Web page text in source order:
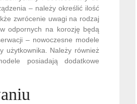
– należy określić ilość
zwrócenie uwagi na rodzaj
odpornych na korozję będą
– nowoczesne modele
użytkownika. Należy również
posiadają dodatkowe